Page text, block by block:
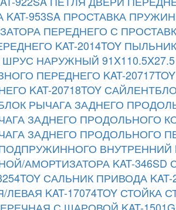
953SA ПРОСТАВКА
ПЕРЕДНЕГО С
KAT-2014TOY
НАРУЖНЫЙ 91X110.5X27.5
ПЕРЕДНЕГО KAT-20717TOY
KAT-20718TOY
РЫЧАГА ЗАДНЕГО
ЗАДНЕГО ПРОДОЛЬНОГО
ЗАДНЕГО ПРОДОЛЬНОГО
ВНУТРЕННИЙ
АМОРТИЗАТОРА KAT-346SD
САЛЬНИК ПРИВОДА KAT-
KAT-17074TOY СТОЙКА